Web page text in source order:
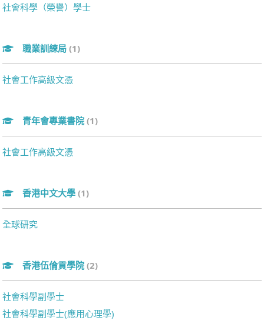
社會科學（榮譽）學士
職業訓練局 (1)
社會工作高級文憑
青年會專業書院 (1)
社會工作高級文憑
香港中文大學 (1)
全球研究
香港伍倫貢學院 (2)
社會科學副學士
社會科學副學士(應用心理學)